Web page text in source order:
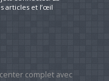
articles et l’œil
complet avec